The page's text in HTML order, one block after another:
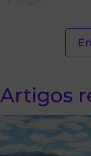
Artigos